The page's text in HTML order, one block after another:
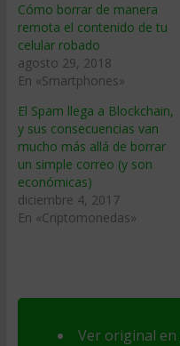
Cómo borrar de manera
remota el contenido de tu
celular robado
agosto 29, 2018
En «Smartphones»
El Spam llega a Blockchain,
y sus consecuencias van
mucho más allá de borrar
un simple correo (y son
económicas)
diciembre 4, 2017
En «Criptomonedas»
Ver original en